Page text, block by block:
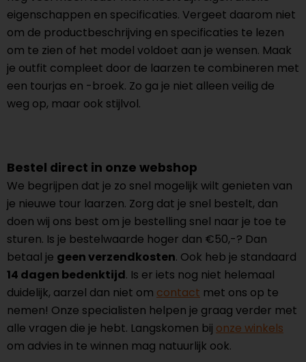
eigenschappen en specificaties. Vergeet daarom niet
om de productbeschrijving en specificaties te lezen
om te zien of het model voldoet aan je wensen. Maak
je outfit compleet door de laarzen te combineren met
een tourjas en -broek. Zo ga je niet alleen veilig de
weg op, maar ook stijlvol.
Bestel direct in onze webshop
We begrijpen dat je zo snel mogelijk wilt genieten van
je nieuwe tour laarzen. Zorg dat je snel bestelt, dan
doen wij ons best om je bestelling snel naar je toe te
sturen. Is je bestelwaarde hoger dan €50,-? Dan
betaal je geen verzendkosten. Ook heb je standaard
14 dagen bedenktijd. Is er iets nog niet helemaal
duidelijk, aarzel dan niet om contact met ons op te
nemen! Onze specialisten helpen je graag verder met
alle vragen die je hebt. Langskomen bij onze winkels
om advies in te winnen mag natuurlijk ook.